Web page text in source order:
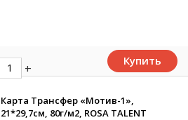
Купить
Карта Трансфер «Мотив-1»,
21*29,7см, 80г/м2, ROSA TALENT